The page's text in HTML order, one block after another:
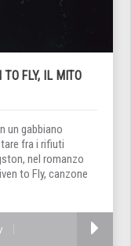
TO FLY, IL MITO
un gabbiano
fra i rifiuti
nel romanzo
to Fly, canzone